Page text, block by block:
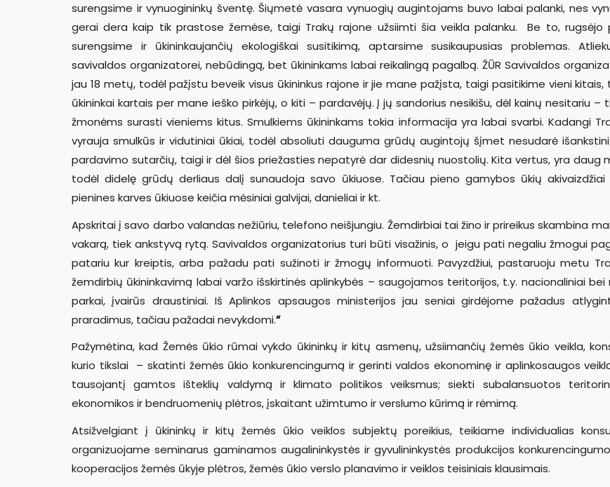
surengsime ir vynuogininkų šventę. Šiųmetė vasara vynuogių augintojams buvo labai palanki, nes
gerai dera kaip tik prastose žemėse, taigi Trakų rajone užsiimti šia veikla palanku. Be to, rugsėjo
surengsime ir ūkininkaujančių ekologiškai susitikimą, aptarsime susikaupusias problemas.
savivaldos organizatorei, nebūdingą, bet ūkininkams labai reikalingą pagalbą. ŽŪR Savivaldos
jau 18 metų, todėl pažįstu beveik visus ūkininkus rajone ir jie mane pažįsta, taigi pasitikime vieni kitais,
ūkininkai kartais per mane ieško pirkėjų, o kiti – pardavėjų. Į jų sandorius nesikišu, dėl kainų nesitariu –
žmonėms surasti vieniems kitus. Smulkiems ūkininkams tokia informacija yra labai svarbi. Kadangi
vyrauja smulkūs ir vidutiniai ūkiai, todėl absoliuti dauguma grūdų augintojų šįmet nesudarė
pardavimo sutarčių, taigi ir dėl šios priežasties nepatyrė dar didesnių nuostolių. Kita vertus, yra daug
todėl didelę grūdų derliaus dalį sunaudoja savo ūkiuose. Tačiau pieno gamybos ūkių akivaizdžiai
pienines karves ūkiuose keičia mėsiniai galvijai, danieliai ir kt.
Apskritai į savo darbo valandas nežiūriu, telefono neišjungiu. Žemdirbiai tai žino ir prireikus skambina
vakarą, tiek ankstyvą rytą. Savivaldos organizatorius turi būti visažinis, o jeigu pati negaliu žmogui
patariu kur kreiptis, arba pažadu pati sužinoti ir žmogų informuoti. Pavyzdžiui, pastaruoju metu
žemdirbių ūkininkavimą labai varžo išskirtinės aplinkybės – saugojamos teritorijos, t.y. nacionaliniai bei
parkai, įvairūs draustiniai. Iš Aplinkos apsaugos ministerijos jau seniai girdėjome pažadus
praradimus, tačiau pažadai nevykdomi.“
Pažymėtina, kad Žemės ūkio rūmai vykdo ūkininkų ir kitų asmenų, užsiimančių žemės ūkio veikla,
kurio tikslai – skatinti žemės ūkio konkurencingumą ir gerinti valdos ekonominę ir aplinkosaugos
tausojantį gamtos išteklių valdymą ir klimato politikos veiksmus; siekti subalansuotos
ekonomikos ir bendruomenių plėtros, įskaitant užimtumo ir verslumo kūrimą ir rėmimą.
Atsižvelgiant į ūkininkų ir kitų žemės ūkio veiklos subjektų poreikius, teikiame individualias
organizuojame seminarus gaminamos augalininkystės ir gyvulininkystės produkcijos
kooperacijos žemės ūkyje plėtros, žemės ūkio verslo planavimo ir veiklos teisiniais klausimais.